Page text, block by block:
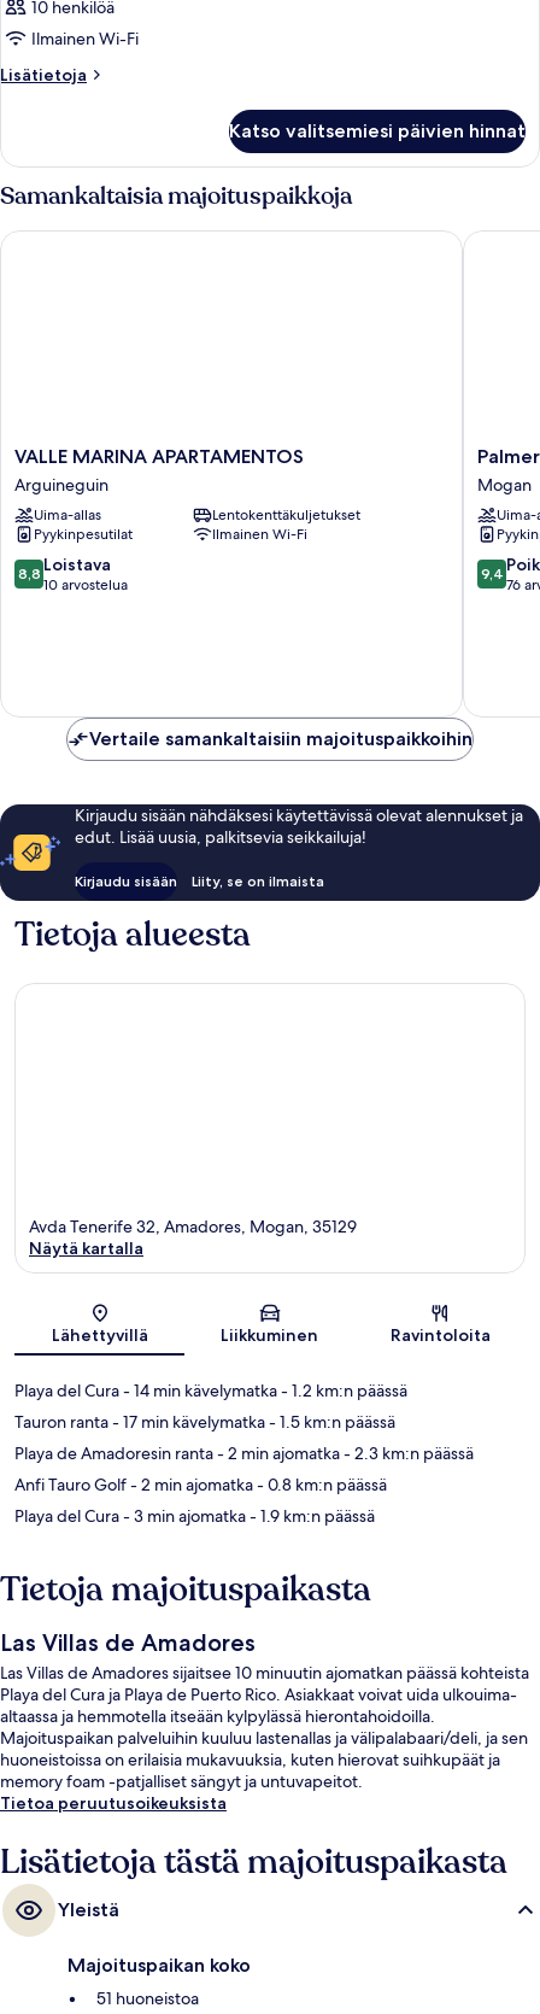
10 henkilöä
Ilmainen Wi-Fi
Lisätietoja
Lisätietoja
Katso valitsemiesi päivien hinnat
Samankaltaisia majoituspaikkoja
VALLE
MARINA
APARTAMENTOS
Arguineguin
VALLE MARINA APARTAMENTOS
Arguineguin
Uima-allas
Lentokenttäkuljetukset
Pyykinpesutilat
Ilmainen Wi-Fi
8.8
kautta
8,8 Loistava
10 arvostelua
VALLE MARINA APARTAMENTOS
Palmera
Sea
View
Mogan
Mogan
Uima-
9.4
kautta
9,4
76
Palmera
Vertaile samankaltaisiin majoituspaikkoihin
Kirjaudu sisään nähdäksesi käytettävissä olevat alennukset ja
edut. Lisää uusia, palkitsevia seikkailuja!
Kirjaudu sisään Liity, se on ilmaista
Tietoja alueesta
Kartta
Avda Tenerife 32, Amadores, Mogan, 35129
Näytä kartalla
Lähettyvillä Liikkuminen Ravintoloita
Playa del Cura- 14 min kävelymatka- 1.2 km:n päässä
Tauron ranta- 17 min kävelymatka- 1.5 km:n päässä
Playa de Amadoresin ranta- 2 min ajomatka- 2.3 km:n päässä
Anfi Tauro Golf- 2 min ajomatka- 0.8 km:n päässä
Playa del Cura- 3 min ajomatka- 1.9 km:n päässä
Tietoja majoituspaikasta
Las Villas de Amadores
Las Villas de Amadores sijaitsee 10 minuutin ajomatkan päässä kohteista
Playa del Cura ja Playa de Puerto Rico. Asiakkaat voivat uida ulkouima-
altaassa ja hemmotella itseään kylpylässä hierontahoidoilla.
Majoituspaikan palveluihin kuuluu lastenallas ja välipalabaari/deli, ja sen
huoneistoissa on erilaisia mukavuuksia, kuten hierovat suihkupäät ja
memory foam -patjalliset sängyt ja untuvapeitot.
Tietoa peruutusoikeuksista
Lisätietoja tästä majoituspaikasta
Yleistä
Majoituspaikan koko
51 huoneistoa